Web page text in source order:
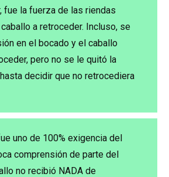
fue la fuerza de las riendas
a retroceder. Incluso, se
en el bocado y el caballo
pero no se le quitó la
decidir que no retrocediera
uno de 100% exigencia del
comprensión de parte del
no recibió NADA de